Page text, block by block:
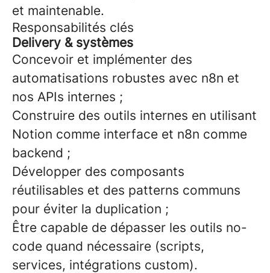
et maintenable.
Responsabilités clés
Delivery & systèmes
Concevoir et implémenter des
automatisations robustes avec n8n et
nos APIs internes ;
Construire des outils internes en utilisant
Notion comme interface et n8n comme
backend ;
Développer des composants
réutilisables et des patterns communs
pour éviter la duplication ;
Être capable de dépasser les outils no-
code quand nécessaire (scripts,
services, intégrations custom).